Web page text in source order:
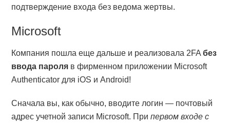
подтверждение входа без ведома жертвы.
Microsoft
Компания пошла еще дальше и реализовала 2FAбез
ввода пароля в фирменном приложении Microsoft
Authenticator для iOS и Android!
Сначала вы, как обычно, вводите логин — почтовый
адрес учетной записи Microsoft. Припервом входе с